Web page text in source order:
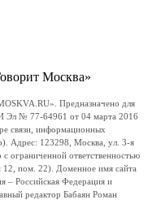
Москва»
Предназначено для
Эл № 77-64961 от 04 марта 2016
связи, информационных
Адрес: 123298, Москва, ул. 3-я
ограниченной ответственностью
пом. 22). Доменное имя сайта
– Российская Федерация и
редактор Бабаян Роман